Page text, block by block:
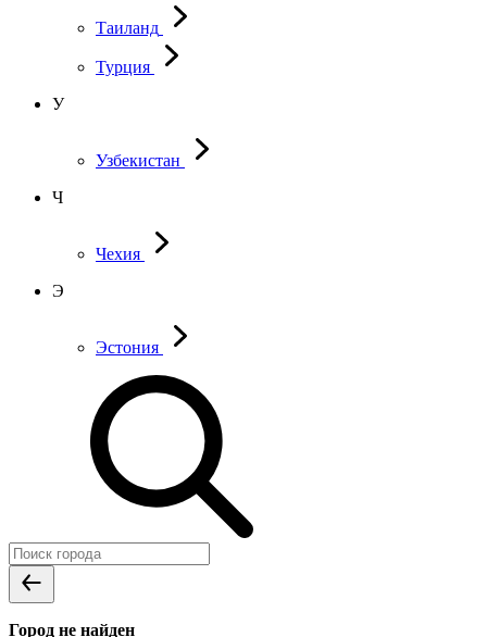
Таиланд
Турция
У
Узбекистан
Ч
Чехия
Э
Эстония
Город не найден